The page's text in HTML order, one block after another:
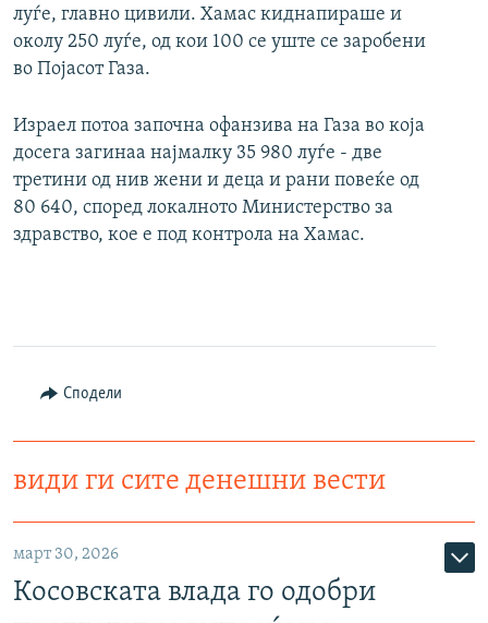
луѓе, главно цивили. Хамас киднапираше и
околу 250 луѓе, од кои 100 се уште се заробени
во Појасот Газа.
Израел потоа започна офанзива на Газа во која
досега загинаа најмалку 35 980 луѓе - две
третини од нив жени и деца и рани повеќе од
80 640, според локалното Министерство за
здравство, кое е под контрола на Хамас.
Сподели
види ги сите денешни вести
март 30, 2026
Косовската влада го одобри